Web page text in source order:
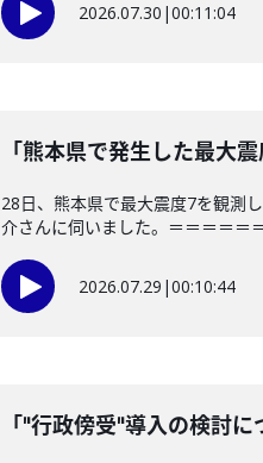
2026.07.30 |00:11:04
「熊本県で発生した最大
28日、熊本県で最大震度7を観測
介さんに伺いました。＝＝＝＝＝
2026.07.29 |00:10:44
「"行政傍受"導入の検討